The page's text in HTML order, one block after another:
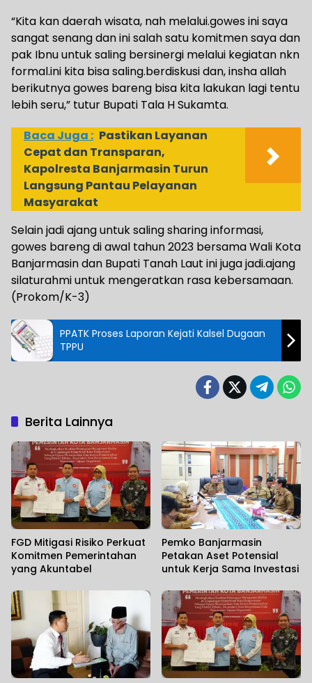
“Kita kan daerah wisata, nah melalui.gowes ini saya
sangat senang dan ini salah satu komitmen saya dan
pak Ibnu untuk saling bersinergi melalui kegiatan nkn
formal.ini kita bisa saling.berdiskusi dan, insha allah
berikutnya gowes bareng bisa kita lakukan lagi tentu
lebih seru,” tutur Bupati Tala H Sukamta.
Baca Juga : Pastikan Layanan
Cepat dan Transparan,
Kapolresta Banjarmasin Turun
Langsung Pantau Pelayanan
Masyarakat
Selain jadi ajang untuk saling sharing informasi,
gowes bareng di awal tahun 2023 bersama Wali Kota
Banjarmasin dan Bupati Tanah Laut ini juga jadi.ajang
silaturahmi untuk mengeratkan rasa kebersamaan.
(Prokom/K-3)
PPATK Proses Laporan Kejati Kalsel Dugaan
TPPU
Berita Lainnya
FGD Mitigasi Risiko Perkuat
Komitmen Pemerintahan
yang Akuntabel
Pemko Banjarmasin
Petakan Aset Potensial
untuk Kerja Sama Investasi